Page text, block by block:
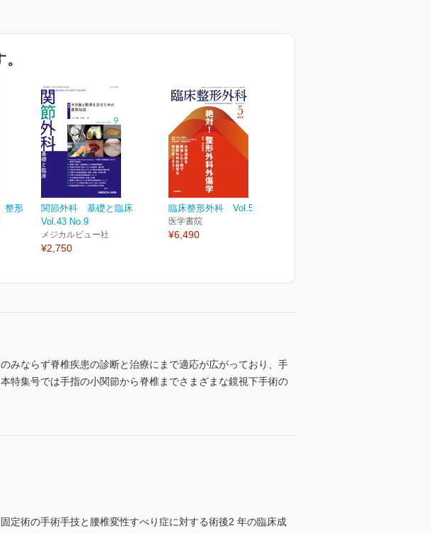
整形
関節外科 基礎と臨床
Vol.43 No.9
メジカルビュー社
¥2,750
臨床整形外科 Vol.59 No.5
医学書院
¥6,490
みならず脊椎疾患の診断と治療にまで適応が広がっており、手
特集号では手指の小関節から脊椎までさまざまな鏡視下手術の
定術の手術手技と腰椎変性すべり症に対する術後2 年の臨床成